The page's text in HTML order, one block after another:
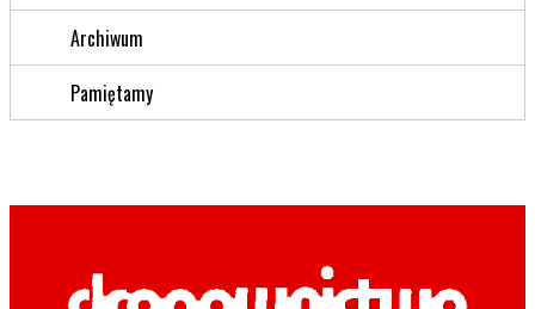
Archiwum
Pamiętamy